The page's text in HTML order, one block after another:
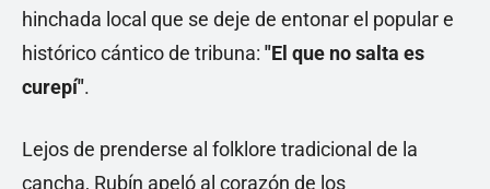
hinchada local que se deje de entonar el popular e
histórico cántico de tribuna: "El que no salta es
curepí".
Lejos de prenderse al folklore tradicional de la
cancha, Rubín apeló al corazón de los